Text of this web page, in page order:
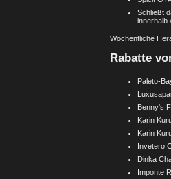
Schließt
innerhalb
Wöchentliche
Rabatte
Paleto-
Benny's
Karin
Karin
Invetero
Dinka
Imponte